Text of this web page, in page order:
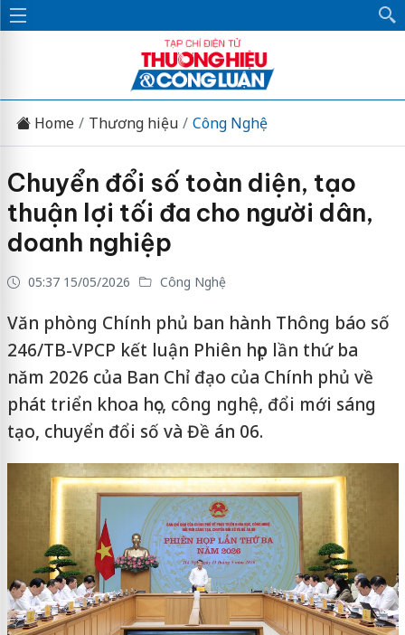
Home Thương hiệu Công Nghệ
Chuyển đổi số toàn diện, tạo
thuận lợi tối đa cho người dân,
doanh nghiệp
05:37 15/05/2026 Công Nghệ
Văn phòng Chính phủ ban hành Thông báo số
246/TB-VPCP kết luận Phiên họp lần thứ ba
năm 2026 của Ban Chỉ đạo của Chính phủ về
phát triển khoa học, công nghệ, đổi mới sáng
tạo, chuyển đổi số và Đề án 06.